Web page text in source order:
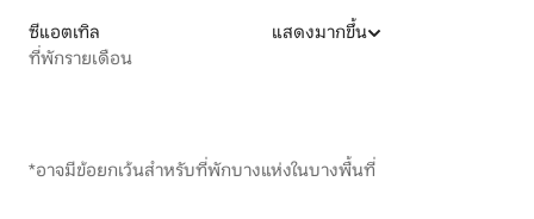
ซีแอตเทิล
ที่พักรายเดือน
แสดงมากขึ้น
*อาจมีข้อยกเว้นสำหรับที่พักบางแห่งในบางพื้นที่